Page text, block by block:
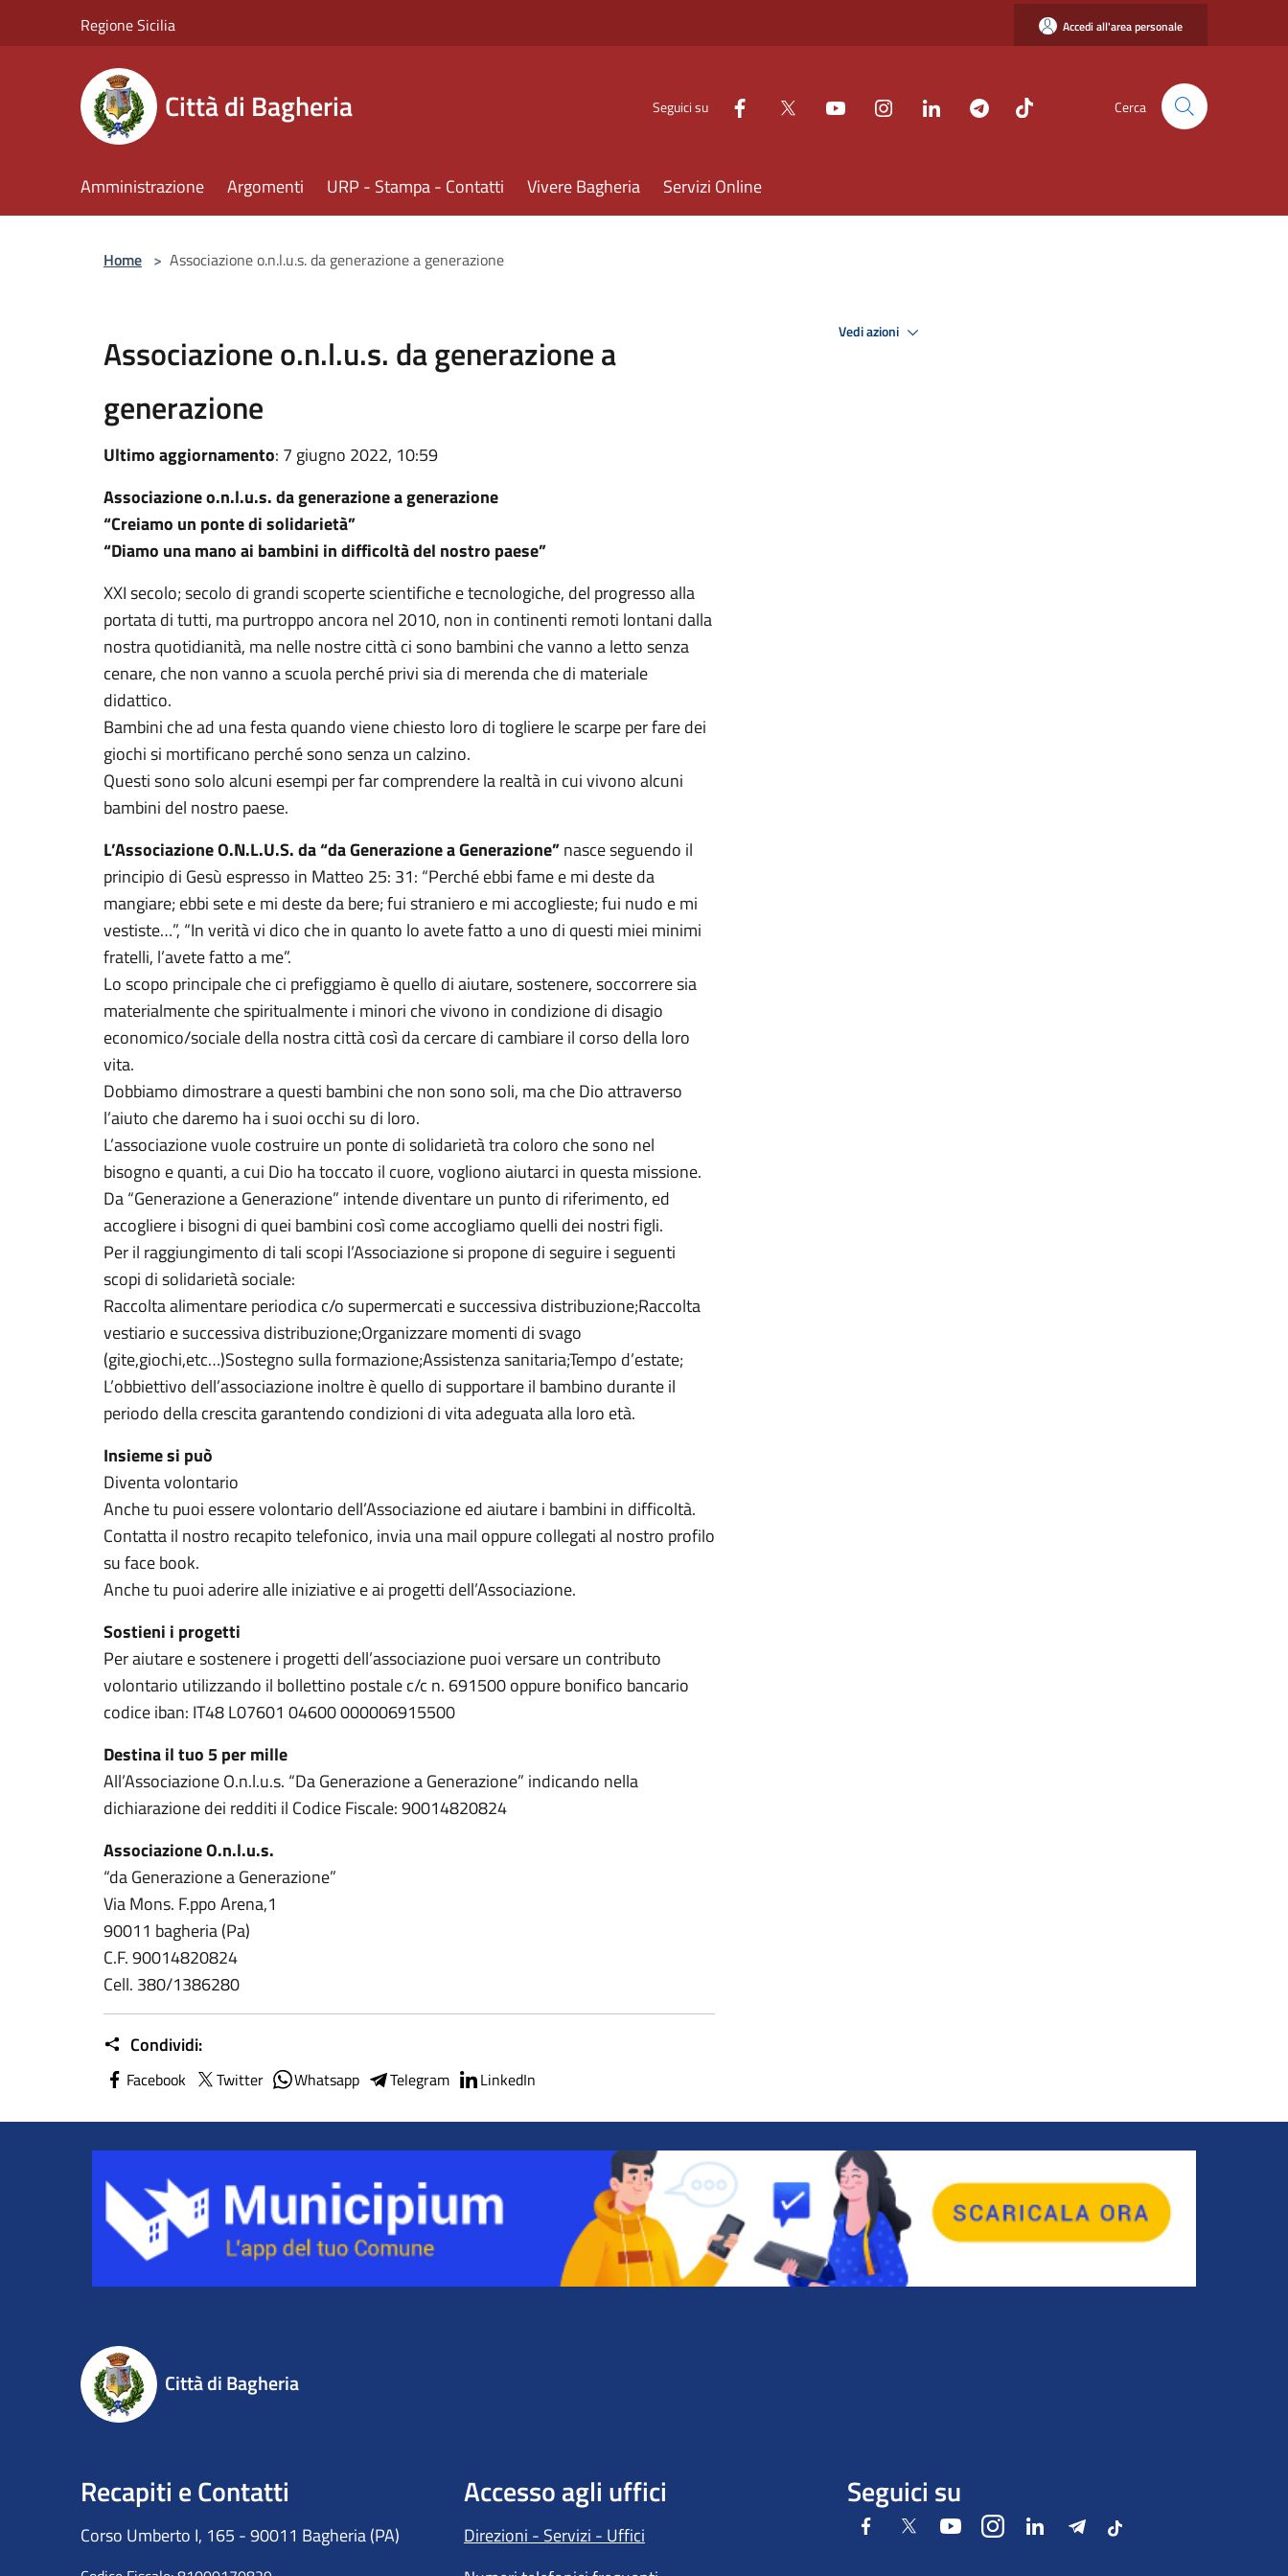
Regione Sicilia Accedi all'area personale
Città di Bagheria Seguici su Cerca
Amministrazione Argomenti URP - Stampa - Contatti Vivere Bagheria Servizi Online
Home > Associazione o.n.l.u.s. da generazione a generazione
Associazione o.n.l.u.s. da generazione a
generazione
Ultimo aggiornamento: 7 giugno 2022, 10:59
Associazione o.n.l.u.s. da generazione a generazione
“Creiamo un ponte di solidarietà”
“Diamo una mano ai bambini in difficoltà del nostro paese”
XXI secolo; secolo di grandi scoperte scientifiche e tecnologiche, del progresso alla
portata di tutti, ma purtroppo ancora nel 2010, non in continenti remoti lontani dalla
nostra quotidianità, ma nelle nostre città ci sono bambini che vanno a letto senza
cenare, che non vanno a scuola perché privi sia di merenda che di materiale
didattico.
Bambini che ad una festa quando viene chiesto loro di togliere le scarpe per fare dei
giochi si mortificano perché sono senza un calzino.
Questi sono solo alcuni esempi per far comprendere la realtà in cui vivono alcuni
bambini del nostro paese.
L’Associazione O.N.L.U.S. da “da Generazione a Generazione”nasce seguendo il
principio di Gesù espresso in Matteo 25: 31: “Perché ebbi fame e mi deste da
mangiare; ebbi sete e mi deste da bere; fui straniero e mi accoglieste; fui nudo e mi
vestiste…”, “In verità vi dico che in quanto lo avete fatto a uno di questi miei minimi
fratelli, l’avete fatto a me”.
Lo scopo principale che ci prefiggiamo è quello di aiutare, sostenere, soccorrere sia
materialmente che spiritualmente i minori che vivono in condizione di disagio
economico/sociale della nostra città così da cercare di cambiare il corso della loro
vita.
Dobbiamo dimostrare a questi bambini che non sono soli, ma che Dio attraverso
l’aiuto che daremo ha i suoi occhi su di loro.
L’associazione vuole costruire un ponte di solidarietà tra coloro che sono nel
bisogno e quanti, a cui Dio ha toccato il cuore, vogliono aiutarci in questa missione.
Da “Generazione a Generazione” intende diventare un punto di riferimento, ed
accogliere i bisogni di quei bambini così come accogliamo quelli dei nostri figli.
Per il raggiungimento di tali scopi l’Associazione si propone di seguire i seguenti
scopi di solidarietà sociale:
Raccolta alimentare periodica c/o supermercati e successiva distribuzione;Raccolta
vestiario e successiva distribuzione;Organizzare momenti di svago
(gite,giochi,etc…)Sostegno sulla formazione;Assistenza sanitaria;Tempo d’estate;
L’obbiettivo dell’associazione inoltre è quello di supportare il bambino durante il
periodo della crescita garantendo condizioni di vita adeguata alla loro età.
Insieme si può
Diventa volontario
Anche tu puoi essere volontario dell’Associazione ed aiutare i bambini in difficoltà.
Contatta il nostro recapito telefonico, invia una mail oppure collegati al nostro profilo
su face book.
Anche tu puoi aderire alle iniziative e ai progetti dell’Associazione.
Sostieni i progetti
Per aiutare e sostenere i progetti dell’associazione puoi versare un contributo
volontario utilizzando il bollettino postale c/c n. 691500 oppure bonifico bancario
codice iban: IT48 L07601 04600 000006915500
Destina il tuo 5 per mille
All’Associazione O.n.l.u.s. “Da Generazione a Generazione” indicando nella
dichiarazione dei redditi il Codice Fiscale: 90014820824
Associazione O.n.l.u.s.
“da Generazione a Generazione”
Via Mons. F.ppo Arena,1
90011 bagheria (Pa)
C.F. 90014820824
Cell. 380/1386280
Condividi:
Facebook Twitter Whatsapp Telegram LinkedIn
Vedi azioni
Città di Bagheria
Recapiti e Contatti
Corso Umberto I, 165 - 90011 Bagheria (PA)
Accesso agli uffici
Direzioni - Servizi - Uffici
Seguici su
FacebookTwitter YoutubeInstagramLinkedIn Telegram
Tiktok